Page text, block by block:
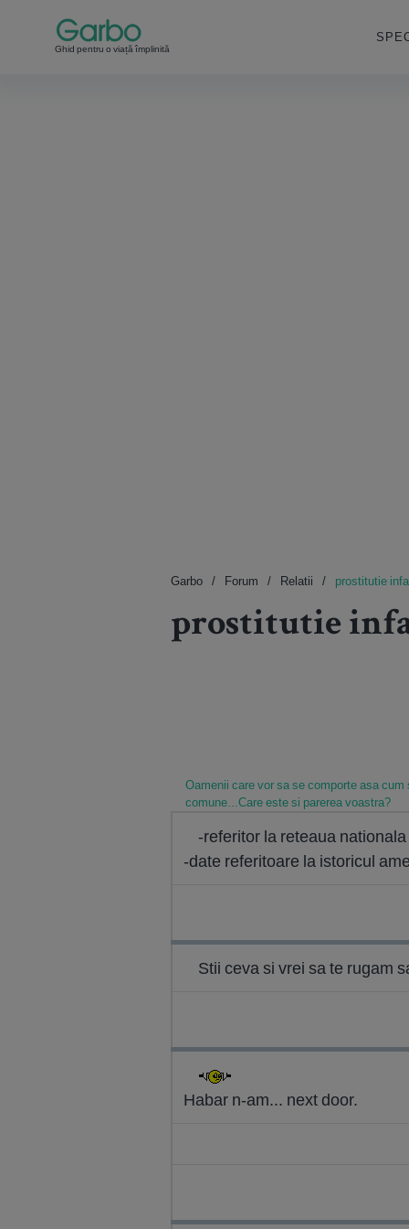
Ghid pentru o viață împlinită
Garbo Forum Relatii prostitutie
prostitutie
Oamenii care vor sa se comporte asa
comune...Care este si parerea voastra?
-referitor la reteaua
-date referitoare la istoricul
Stii ceva si vrei sa te rugam
Habar n-am... next door.